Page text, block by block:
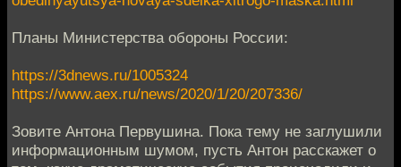
Планы Министерства обороны России:
https://3dnews.ru/1005324
https://www.aex.ru/news/2020/1/20/207336/
Зовите Антона Первушина. Пока тему не заглушили
информационным шумом, пусть Антон расскажет о